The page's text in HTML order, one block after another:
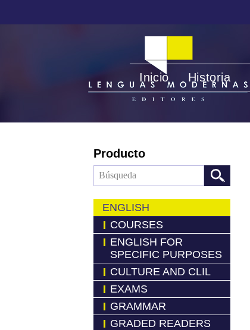
Inicio Historia
Producto
ENGLISH
COURSES
ENGLISH FOR
SPECIFIC PURPOSES
CULTURE AND CLIL
EXAMS
GRAMMAR
GRADED READERS